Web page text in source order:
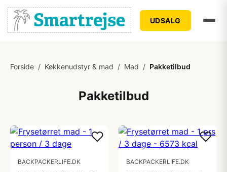
UDSALG
Forside / Køkkenudstyr & mad / Mad / Pakketilbud
Pakketilbud
BACKPACKERLIFE.DK BACKPACKERLIFE.DK